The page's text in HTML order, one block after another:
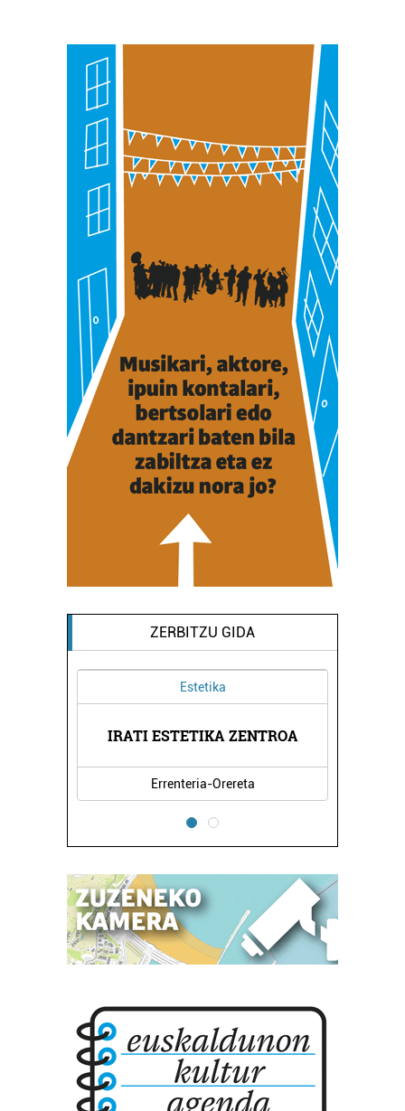
ZERBITZU GIDA
Estetika
IRATI ESTETIKA ZENTROA
Errenteria-Orereta